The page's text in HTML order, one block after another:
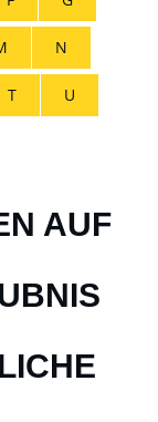
N
T U
AUF
U
A